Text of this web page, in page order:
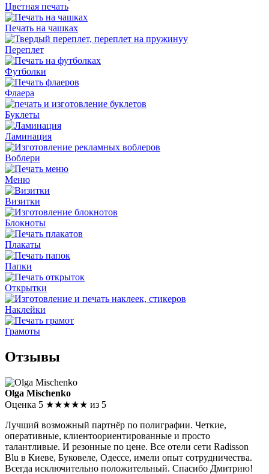
Цветная печать
Печать на чашках
Переплет
Футболки
Флаера
Буклеты
Ламинация
Воблери
Меню
Визитки
Блокноты
Плакаты
Папки
Открытки
Наклейки
Грамоты
Отзывы
Olga Mischenko
Оценка 5 ★★★★★ из 5
Лучший возможный партнёр по полиграфии. Четкие,
оперативные, клиентоориентированные и просто
талантливые. И резонные по цене. Все отели сети Radisson
Blu в Киеве, Буковеле, Одессе, имели опыт сотрудничества.
Всегда исключительно положительный. Спасибо Дмитрию!